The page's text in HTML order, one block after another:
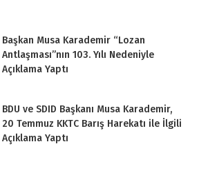
Başkan Musa Karademir “Lozan
Antlaşması”nın 103. Yılı Nedeniyle
Açıklama Yaptı
BDU ve SDID Başkanı Musa Karademir,
20 Temmuz KKTC Barış Harekatı ile İlgili
Açıklama Yaptı